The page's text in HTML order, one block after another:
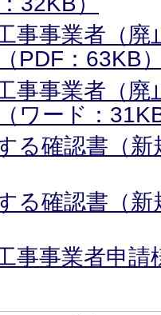
事事業者（廃
PDF：63KB
事事業者（廃
ワード：
る確認書（
る確認書（
事事業者申請